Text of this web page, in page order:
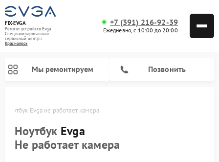
FIX-EVGA
Ремонт устройств Evga
Специализированный
cервисный центр г.
Красноярск
+7 (391) 216-92-39
Ежедневно, с 10:00 до 20:00
Мы ремонтируем Позвонить
Ноутбук Evga не работает камера
Ноутбук Evga
Не работает камера